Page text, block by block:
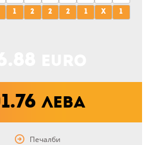
1 2 2 2 1 X 1
лева
Печалби